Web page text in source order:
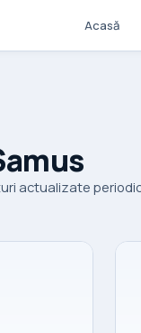
Acasă
actualizate